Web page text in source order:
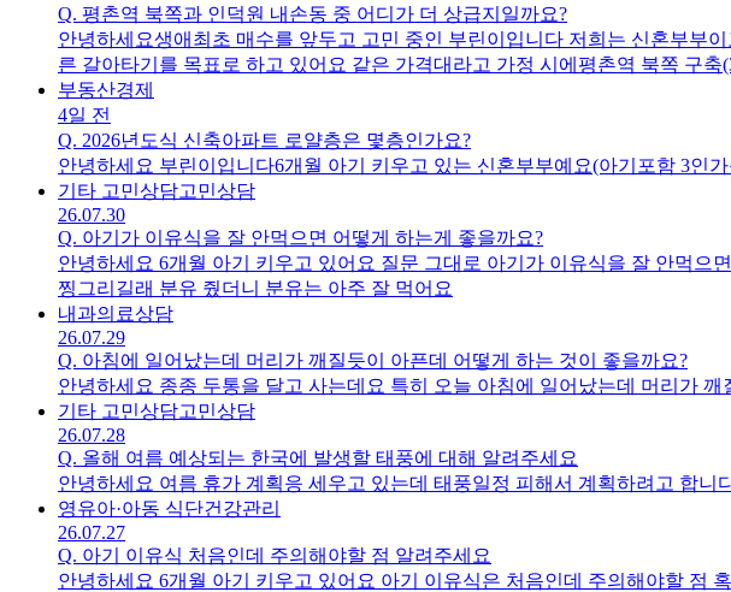
Q. 평촌역 북쪽과 인덕원 내손동 중 어디가 더 상급지일까요?
안녕하세요생애최초 매수를 앞두고 고민 중인 부린이입니다 저희는 신혼부부
른 갈아타기를 목표로 하고 있어요 같은 가격대라고 가정 시에평촌역 북쪽 구
추천하시나요
부동산경제
4일 전
Q. 2026년도식 신축아파트 로얄층은 몇층인가요?
안녕하세요 부린이입니다6개월 아기 키우고 있는 신혼부부예요(아기포함 3인
기타 고민상담고민상담
26.07.30
Q. 아기가 이유식을 잘 안먹으면 어떻게 하는게 좋을까요?
안녕하세요 6개월 아기 키우고 있어요 질문 그대로 아기가 이유식을 잘 안먹
찡그리길래 분유 줬더니 분유는 아주 잘 먹어요
내과의료상담
26.07.29
Q. 아침에 일어났는데 머리가 깨질듯이 아픈데 어떻게 하는 것이 좋을까요?
안녕하세요 종종 두통을 달고 사는데요 특히 오늘 아침에 일어났는데 머리가
기타 고민상담고민상담
26.07.28
Q. 올해 여름 예상되는 한국에 발생할 태풍에 대해 알려주세요
안녕하세요 여름 휴가 계획응 세우고 있는데 태풍일정 피해서 계획하려고 합
영유아·아동 식단건강관리
26.07.27
Q. 아기 이유식 처음인데 주의해야할 점 알려주세요
안녕하세요 6개월 아기 키우고 있어요 아기 이유식은 처음인데 주의해야할 점